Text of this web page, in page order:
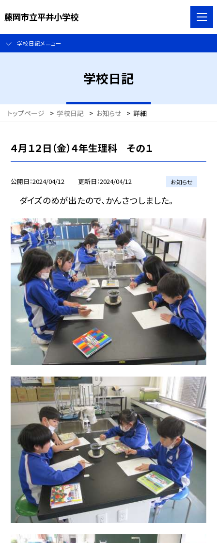
藤岡市立平井小学校
学校日記メニュー
学校日記
トップページ > 学校日記 > お知らせ > 詳細
４月１２日（金）４年生理科 その１
公開日 2024/04/12 更新日 2024/04/12 お知らせ
ダイズのめが出たので、かんさつしました。